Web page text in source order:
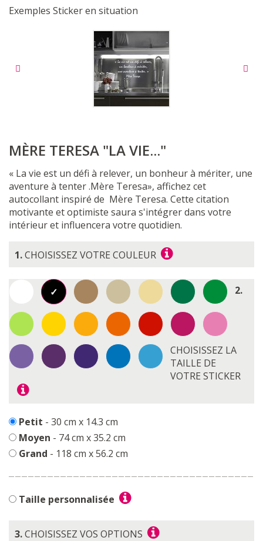
Exemples Sticker en situation
MÈRE TERESA "LA VIE..."
« La vie est un défi à relever, un bonheur à mériter, une
aventure à tenter .Mère Teresa», affichez cet
autocollant inspiré de Mère Teresa. Cette citation
motivante et optimiste saura s'intégrer dans votre
intérieur et influencera votre quotidien.
1.CHOISISSEZ VOTRE COULEUR
2.
CHOISISSEZ LA
TAILLE DE
VOTRE STICKER
Petit - 30 cm x 14.3 cm
Moyen - 74 cm x 35.2 cm
Grand - 118 cm x 56.2 cm
Taille personnalisée
3.CHOISISSEZ VOS OPTIONS